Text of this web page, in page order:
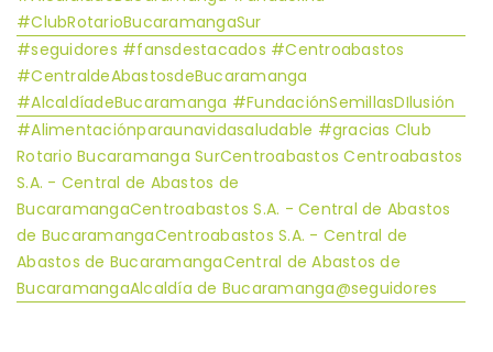
#ClubRotarioBucaramangaSur
#seguidores #fansdestacados #Centroabastos
#CentraldeAbastosdeBucaramanga
#AlcaldíadeBucaramanga #FundaciónSemillasDIlusión
#Alimentaciónparaunavidasaludable #gracias Club
Rotario Bucaramanga SurCentroabastos Centroabastos
S.A. - Central de Abastos de
BucaramangaCentroabastos S.A. - Central de Abastos
de BucaramangaCentroabastos S.A. - Central de
Abastos de BucaramangaCentral de Abastos de
BucaramangaAlcaldía de Bucaramanga@seguidores